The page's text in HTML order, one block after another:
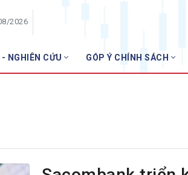
2026
NGHIÊN CỨU GÓP Ý CHÍNH SÁCH